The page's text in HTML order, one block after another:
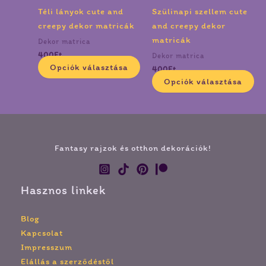
Téli lányok cute and
creepy dekor matricák
Dekor matrica
400Ft
Opciók választása
termékoldalon
választhatók
Szülinapi szellem cute
and creepy dekor
matricák
Dekor matrica
400Ft
Opciók választása
Fantasy rajzok és otthon dekorációk!
Hasznos linkek
Blog
Kapcsolat
Impresszum
Elállás a szerződéstől